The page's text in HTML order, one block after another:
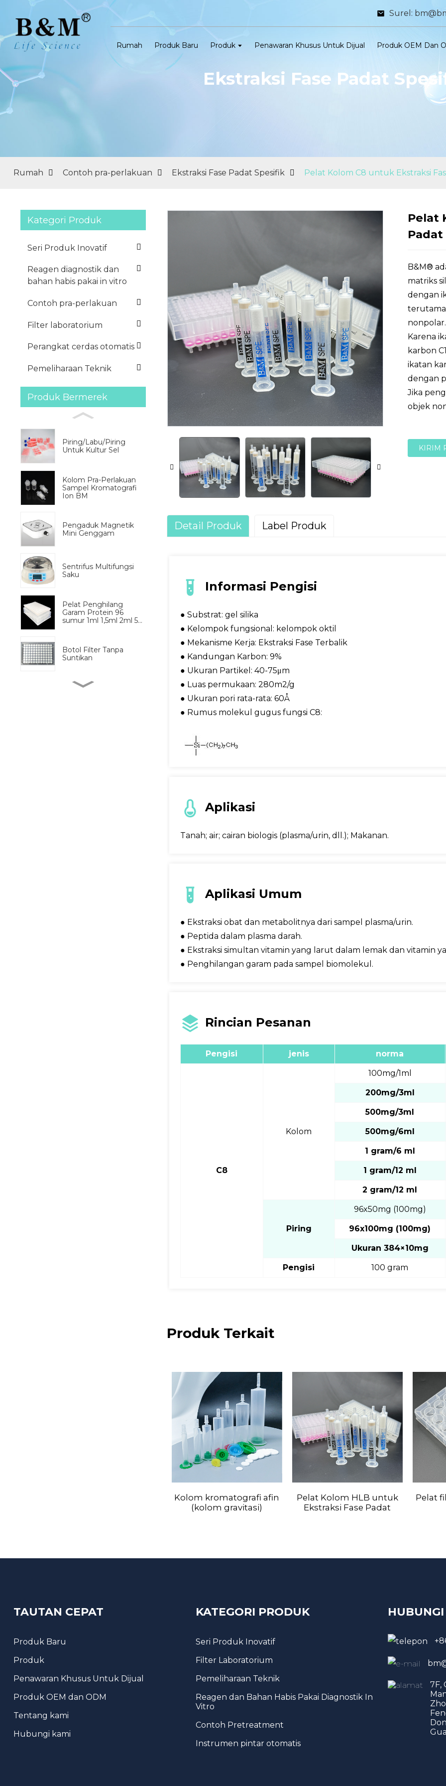
Surel:
Rumah Produk Baru Produk Penawaran Khusus Untuk Dijual Produk OEM Dan
Ekstraksi Fase Padat
Rumah Contoh pra-perlakuan Ekstraksi Fase Padat Spesifik Pelat Kolom C8 untuk Ekstraksi
Kategori Produk
Seri Produk Inovatif
Reagen diagnostik dan
bahan habis pakai in vitro
Contoh pra-perlakuan
Filter laboratorium
Perangkat cerdas otomatis
Pemeliharaan Teknik
Produk Bermerek
Piring/Labu/Piring
Untuk Kultur Sel
Kolom Pra-Perlakuan
Sampel Kromatografi
Ion BM
Pengaduk Magnetik
Mini Genggam
Sentrifus Multifungsi
Saku
Pelat Penghilang
Garam Protein 96
sumur 1ml 1,5ml 2ml 5...
Botol Filter Tanpa
Suntikan
Pelat
Padat
B&M®
matriks
dengan
terutama
nonpolar.
Karena
karbon
ikatan
dengan
Jika
objek
KIRIM
Detail Produk Label Produk
Informasi Pengisi
● Substrat: gel silika
● Kelompok fungsional: kelompok oktil
● Mekanisme Kerja: Ekstraksi Fase Terbalik
● Kandungan Karbon: 9%
● Ukuran Partikel: 40-75μm
● Luas permukaan: 280m2/g
● Ukuran pori rata-rata: 60Å
● Rumus molekul gugus fungsi C8:
Aplikasi
Tanah; air; cairan biologis (plasma/urin, dll.); Makanan.
Aplikasi Umum
● Ekstraksi obat dan metabolitnya dari sampel plasma/urin.
● Peptida dalam plasma darah.
● Ekstraksi simultan vitamin yang larut dalam lemak dan vitamin
● Penghilangan garam pada sampel biomolekul.
Rincian Pesanan
Pengisi jenis norma
C8
Kolom
100mg/1ml
200mg/3ml
500mg/3ml
500mg/6ml
1 gram/6 ml
1 gram/12 ml
2 gram/12 ml
Piring
96x50mg (100mg)
96x100mg (100mg)
Ukuran 384×10mg
Pengisi 100 gram
Produk Terkait
Kolom kromatografi afin
(kolom gravitasi)
Pelat Kolom HLB untuk
Ekstraksi Fase Padat
Pelat
TAUTAN CEPAT
Produk Baru
Produk
Penawaran Khusus Untuk Dijual
Produk OEM dan ODM
Tentang kami
Hubungi kami
KATEGORI PRODUK
Seri Produk Inovatif
Filter Laboratorium
Pemeliharaan Teknik
Reagen dan Bahan Habis Pakai Diagnostik In
Vitro
Contoh Pretreatment
Instrumen pintar otomatis
7F,